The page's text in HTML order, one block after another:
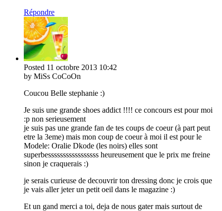
Répondre
Posted 11 octobre 2013 10:42
by MiSs CoCoOn
Coucou Belle stephanie :)
Je suis une grande shoes addict !!!! ce concours est pour moi
:p non serieusement
je suis pas une grande fan de tes coups de coeur (à part peut
etre la 3eme) mais mon coup de coeur à moi il est pour le
Modele: Oralie Dkode (les noirs) elles sont
superbesssssssssssssssss heureusement que le prix me freine
sinon je craquerais :)
je serais curieuse de decouvrir ton dressing donc je crois que
je vais aller jeter un petit oeil dans le magazine :)
Et un gand merci a toi, deja de nous gater mais surtout de